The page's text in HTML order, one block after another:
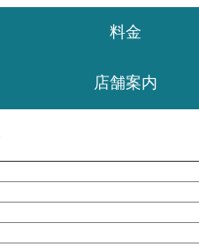
料金
店舗案内